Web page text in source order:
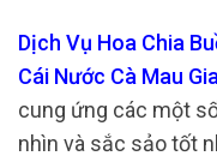
Dịch Vụ Hoa Chia
Cái Nước Cà Mau
cung ứng các một
nhìn và sắc sảo tốt